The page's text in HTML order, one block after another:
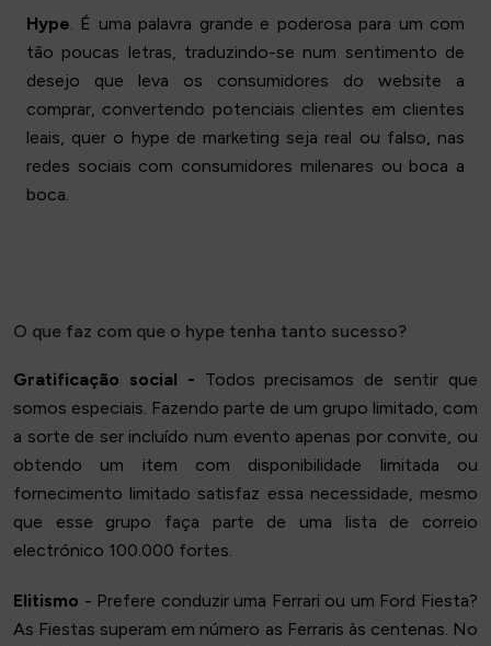
Hype. É uma palavra grande e poderosa para um com
tão poucas letras, traduzindo-se num sentimento de
desejo que leva os consumidores do website a
comprar, convertendo potenciais clientes em clientes
leais, quer o hype de marketing seja real ou falso, nas
redes sociais com consumidores milenares ou boca a
boca.
O que faz com que o hype tenha tanto sucesso?
Gratificação social - Todos precisamos de sentir que
somos especiais. Fazendo parte de um grupo limitado, com
a sorte de ser incluído num evento apenas por convite, ou
obtendo um item com disponibilidade limitada ou
fornecimento limitado satisfaz essa necessidade, mesmo
que esse grupo faça parte de uma lista de correio
electrónico 100.000 fortes.
Elitismo - Prefere conduzir uma Ferrari ou um Ford Fiesta?
As Fiestas superam em número as Ferraris às centenas. No